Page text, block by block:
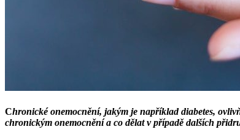
Chronické onemocnění, jakým je například diabetes,
chronickým onemocnění a co dělat v případě dalších